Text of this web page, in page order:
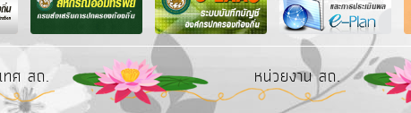
ทศ สถ. หน่วยงาน สถ.